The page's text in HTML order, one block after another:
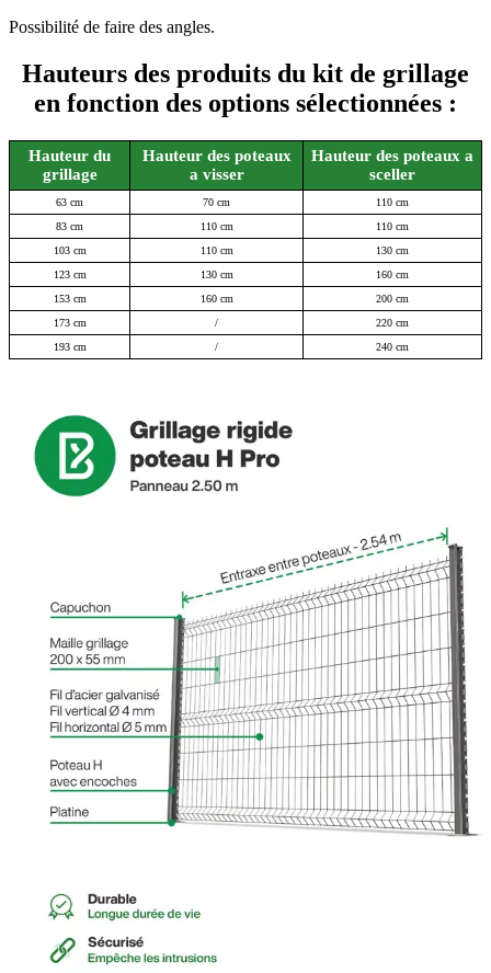
Possibilité de faire des angles.
Hauteurs des produits du kit de grillage
en fonction des options sélectionnées :
Hauteur du
grillage
Hauteur des poteaux
a visser
Hauteur des poteaux a
sceller
63 cm 70 cm
110 cm
83 cm
110 cm
110 cm
103 cm
110 cm
130 cm
123 cm
130 cm
160 cm
153 cm
160 cm
200 cm
173 cm
/
220 cm
193 cm
/ 240 cm